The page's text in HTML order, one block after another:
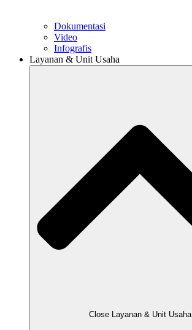
Dokumentasi
Video
Infografis
Layanan & Unit Usaha
Close Layanan & Unit Usaha